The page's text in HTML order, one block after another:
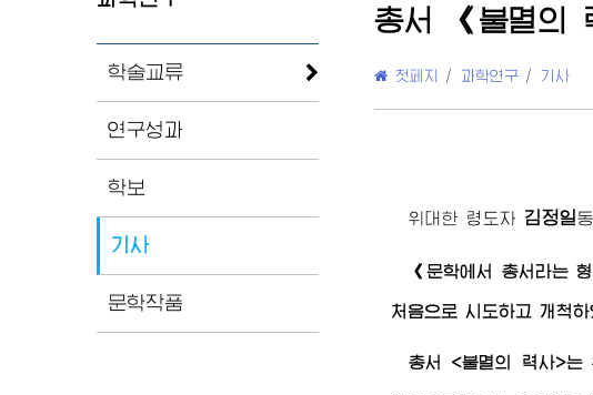
학술교류
연구성과
학보
기사
문학작품
총서 《불멸의
첫페지 / 과학연구 / 기사
위대한 령도자 김정일
《문학에서 총서라는
처음으로 시도하고 개척하
총서 <불멸의 력사>는